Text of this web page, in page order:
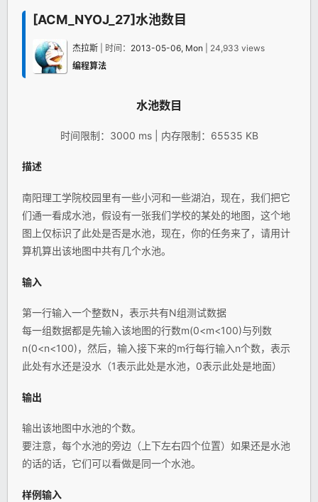
[ACM_NYOJ_27]水池数目
杰拉斯 | 时间： 2013-05-06, Mon | 24,933 views
编程算法
水池数目
时间限制：3000 ms | 内存限制：65535 KB
描述
南阳理工学院校园里有一些小河和一些湖泊，现在，我们把它
们通一看成水池，假设有一张我们学校的某处的地图，这个地
图上仅标识了此处是否是水池，现在，你的任务来了，请用计
算机算出该地图中共有几个水池。
输入
第一行输入一个整数N，表示共有N组测试数据
每一组数据都是先输入该地图的行数m(0<m<100)与列数
n(0<n<100)，然后，输入接下来的m行每行输入n个数，表示
此处有水还是没水（1表示此处是水池，0表示此处是地面）
输出
输出该地图中水池的个数。
要注意，每个水池的旁边（上下左右四个位置）如果还是水池
的话的话，它们可以看做是同一个水池。
样例输入